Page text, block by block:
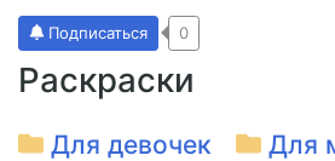
Раскраски
Подписаться 0
Для девочек
Для